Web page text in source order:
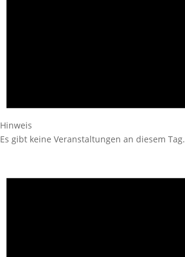
Hinweis
Es gibt keine Veranstaltungen an diesem Tag.